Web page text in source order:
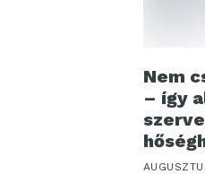
Nem
– így